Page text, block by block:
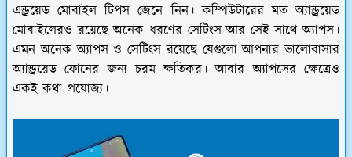
এন্ড্রয়েড মোবাইল টিপস জেনে নিন। কম্পিউটারের মত অ্যান্ড্রয়েড
মোবাইলেরও রয়েছে অনেক ধরণের সেটিংস আর সেই সাথে অ্যাপস।
এমন অনেক অ্যাপস ও সেটিংস রয়েছে যেগুলো আপনার ভালোবাসার
অ্যান্ড্রয়েড ফোনের জন্য চরম ক্ষতিকর। আবার অ্যাপসের ক্ষেত্রেও
একই কথা প্রযোজ্য।